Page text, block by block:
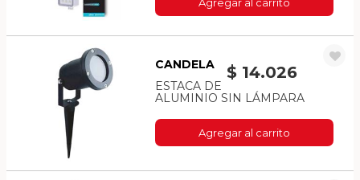
$ 14.026
CANDELA
ESTACA DE
ALUMINIO SIN LÁMPARA
Agregar al carrito